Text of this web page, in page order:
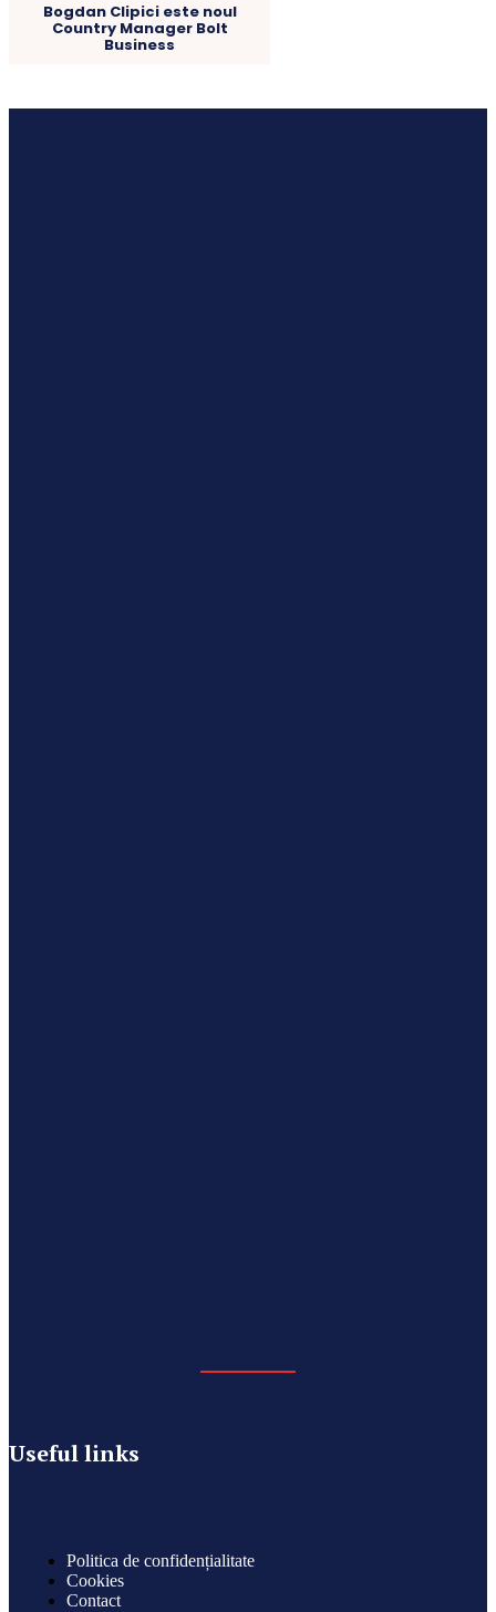
Bogdan Clipici este noul
Country Manager Bolt
Business
Useful links
Politica de confidențialitate
Cookies
Contact